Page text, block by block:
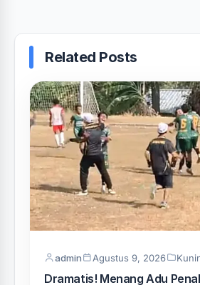
Related Posts
admin Agustus 9, 2026
Dramatis! Menang Adu